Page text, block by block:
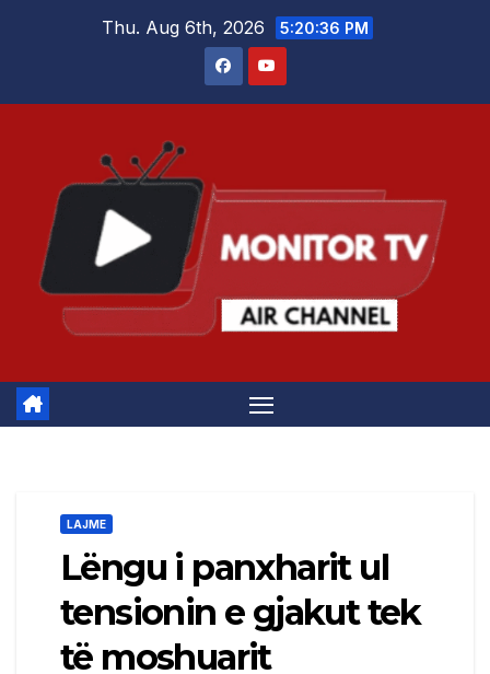
Thu. Aug 6th, 2026 5:20:36 PM
LAJME
Lëngu i panxharit ul
tensionin e gjakut tek
të moshuarit